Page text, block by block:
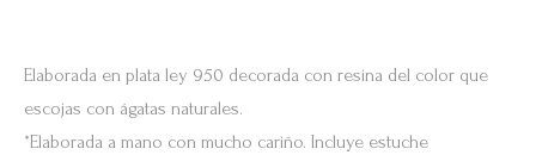
Elaborada en plata ley 950 decorada con resina del color que
escojas con ágatas naturales.
*Elaborada a mano con mucho cariño. Incluye estuche